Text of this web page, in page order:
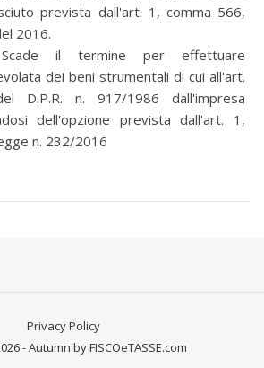
prevista dall'art. 1, comma 566,
2016.
Scade il termine per effettuare
dei beni strumentali di cui all'art.
D.P.R. n. 917/1986 dall'impresa
dell'opzione prevista dall'art. 1,
n. 232/2016
Privacy Policy
- Autumn by FISCOeTASSE.com